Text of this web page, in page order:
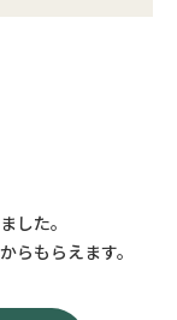
した。
らもらえます。